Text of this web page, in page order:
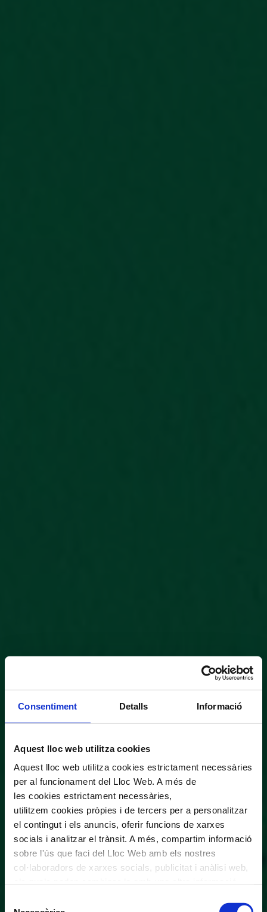
Consentiment Detalls Informació
Aquest lloc web utilitza cookies
Aquest lloc web utilitza cookies estrictament necessàries
per al funcionament del Lloc Web. A més de
les cookies estrictament necessàries,
utilitzem cookies pròpies i de tercers per a personalitzar
el contingut i els anuncis, oferir funcions de xarxes
socials i analitzar el trànsit. A més, compartim informació
sobre l'ús que faci del Lloc Web amb els nostres
col·laboradors de xarxes socials, publicitat i anàlisi web,